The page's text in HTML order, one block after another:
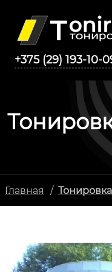
+375 (29) 193-10-
Главная /